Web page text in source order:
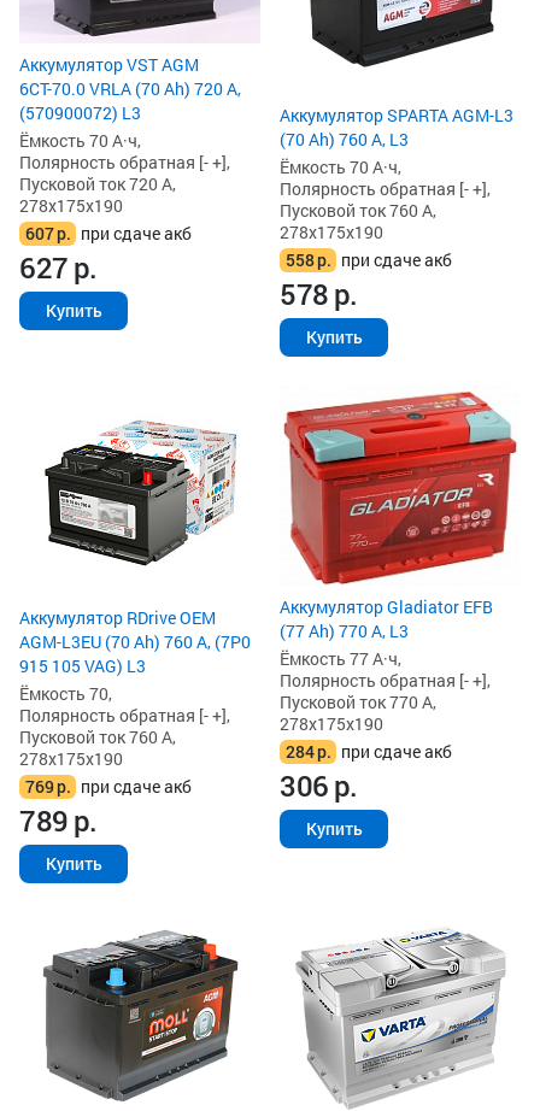
Аккумулятор VST AGM
6СТ-70.0 VRLA (70 Ah) 720 А,
(570900072) L3
Ёмкость 70 А·ч,
Полярность обратная [- +],
Пусковой ток 720 А,
278x175x190
607р. при сдаче акб
627р.
Купить
Аккумулятор SPARTA AGM-L3
(70 Ah) 760 А, L3
Ёмкость 70 А·ч,
Полярность обратная [- +],
Пусковой ток 760 А,
278x175x190
558р. при сдаче акб
578р.
Купить
Аккумулятор RDrive OEM
AGM-L3EU (70 Ah) 760 А, (7P0
915 105 VAG) L3
Ёмкость 70,
Полярность обратная [- +],
Пусковой ток 760 А,
278x175x190
769р. при сдаче акб
789р.
Купить
Аккумулятор Gladiator EFB
(77 Ah) 770 А, L3
Ёмкость 77 А·ч,
Полярность обратная [- +],
Пусковой ток 770 А,
278x175x190
284р. при сдаче акб
306р.
Купить